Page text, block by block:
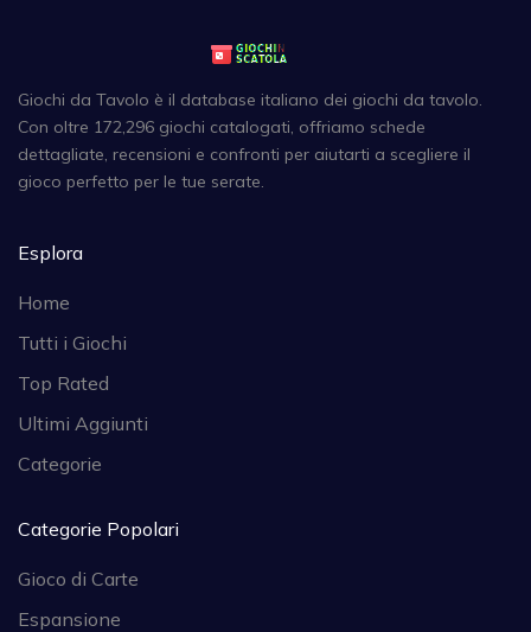
Giochi da Tavolo è il database italiano dei giochi da tavolo.
Con oltre 172,296 giochi catalogati, offriamo schede
dettagliate, recensioni e confronti per aiutarti a scegliere il
gioco perfetto per le tue serate.
Esplora
Home
Tutti i Giochi
Top Rated
Ultimi Aggiunti
Categorie
Categorie Popolari
Gioco di Carte
Espansione